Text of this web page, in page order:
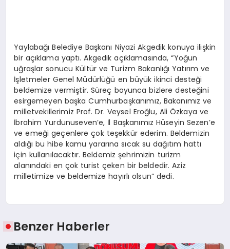
Yaylabağı Belediye Başkanı Niyazi Akgedik konuya ilişkin
bir açıklama yaptı. Akgedik açıklamasında, “Yoğun
uğraşlar sonucu Kültür ve Turizm Bakanlığı Yatırım ve
İşletmeler Genel Müdürlüğü en büyük ikinci desteği
beldemize vermiştir. Süreç boyunca bizlere desteğini
esirgemeyen başka Cumhurbaşkanımız, Bakanımız ve
milletvekillerimiz Prof. Dr. Veysel Eroğlu, Ali Özkaya ve
İbrahim Yurdunuseven’e, İl Başkanımız Hüseyin Sezen’e
ve emeği geçenlere çok teşekkür ederim. Beldemizin
aldığı bu hibe kamu yararına sıcak su dağıtım hattı
için kullanılacaktır. Beldemiz şehrimizin turizm
alanındaki en çok turist çeken bir beldedir. Aziz
milletimize ve beldemize hayırlı olsun” dedi.
Benzer Haberler